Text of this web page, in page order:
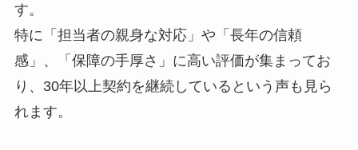
す。
特に「担当者の親身な対応」や「長年の信頼
感」、「保障の手厚さ」に高い評価が集まってお
り、30年以上契約を継続しているという声も見ら
れます。